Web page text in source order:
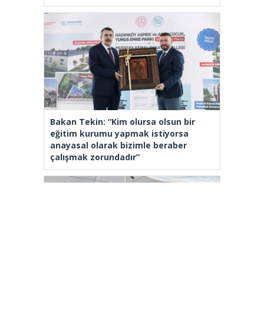
Bakan Tekin: “Kim olursa olsun bir
eğitim kurumu yapmak istiyorsa
anayasal olarak bizimle beraber
çalışmak zorundadır”